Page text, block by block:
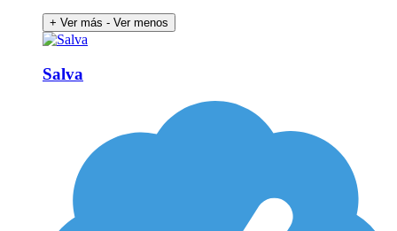
+ Ver más - Ver menos
Salva